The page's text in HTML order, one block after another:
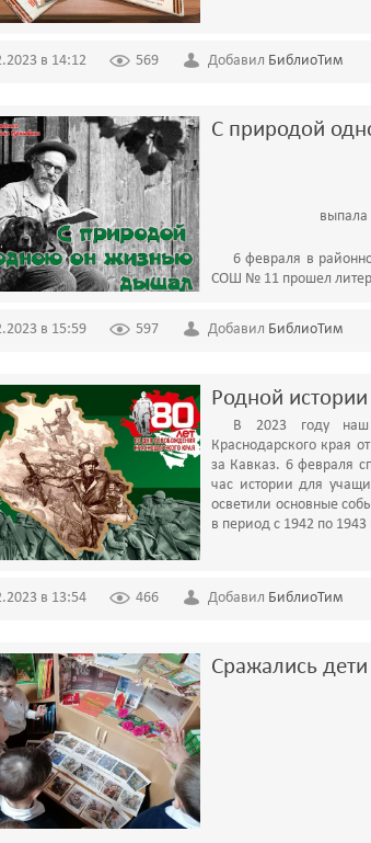
в 14:12 569 Добавил БиблиоТим
С природой
6 февраля в
СОШ № 11 прошел
в 15:59 597 Добавил БиблиоТим
Родной истории
В 2023 году наш
Краснодарского края
за Кавказ. 6 февраля
час истории для
осветили основные
в период с 1942 по 1943
в 13:54 466 Добавил БиблиоТим
Сражались